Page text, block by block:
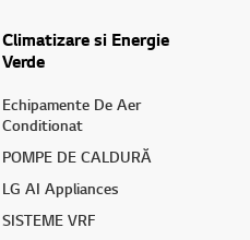
Climatizare si Energie
Verde
Echipamente De Aer
Conditionat
POMPE DE CALDURĂ
LG AI Appliances
SISTEME VRF